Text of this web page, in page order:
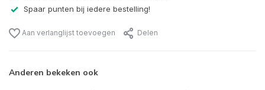
Spaar punten bij iedere bestelling!
Aan verlanglijst toevoegen Delen
Anderen bekeken ook